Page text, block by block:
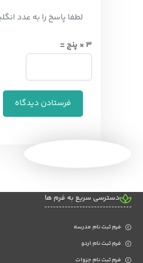
لطفا پاسخ را به عدد
3 × پنج =
دسترسی سریع به فرم ها
فرم ثبت نام مدرسه
فرم ثبت نام اردو
فرم ثبت نام جزوات